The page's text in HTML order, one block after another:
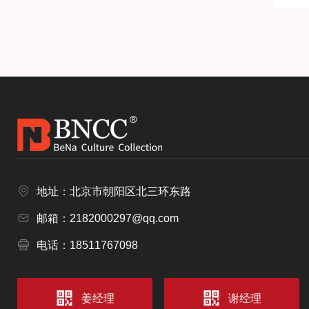
地址：北京市朝阳区北三环东路
邮箱：2182000297@qq.com
电话：18511767098
姜经理 谢经理